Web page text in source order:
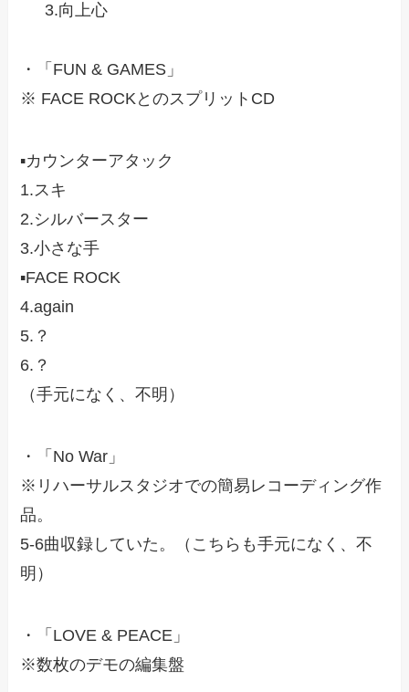
3.向上心
・「FUN & GAMES」
※ FACE ROCKとのスプリットCD
▪️カウンターアタック
1.スキ
2.シルバースター
3.小さな手
▪️FACE ROCK
4.again
5.？
6.？
（手元になく、不明）
・「No War」
※リハーサルスタジオでの簡易レコーディング作
品。
5-6曲収録していた。（こちらも手元になく、不
明）
・「LOVE & PEACE」
※数枚のデモの編集盤